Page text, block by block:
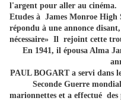
l'argent pour aller au cinéma.
Etudes à James Monroe High
répondu à une annonce
nécessaire» Il rejoint cette
En 1941, il épousa Alma
PAUL BOGART a servi dans
Seconde Guerre
marionnettes et a effectué